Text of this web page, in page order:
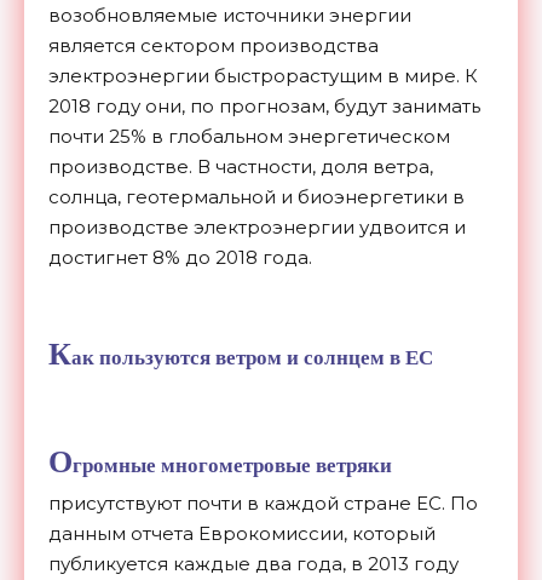
возобновляемые источники энергии
является сектором производства
электроэнергии быстрорастущим в мире. К
2018 году они, по прогнозам, будут занимать
почти 25% в глобальном энергетическом
производстве. В частности, доля ветра,
солнца, геотермальной и биоэнергетики в
производстве электроэнергии удвоится и
достигнет 8% до 2018 года.
Как пользуются ветром и солнцем в ЕС
Огромные многометровые ветряки
присутствуют почти в каждой стране ЕС. По
данным отчета Еврокомиссии, который
публикуется каждые два года, в 2013 году